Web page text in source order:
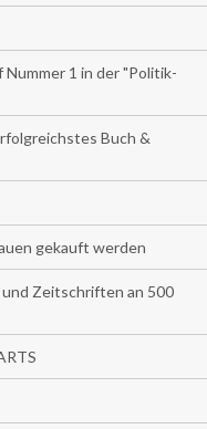
1 in der "Politik-
Buch &
gekauft werden
Zeitschriften an 500